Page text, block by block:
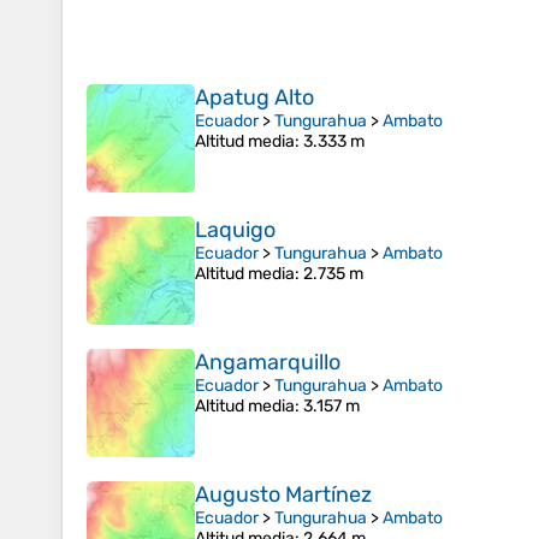
Apatug Alto
Ecuador>Tungurahua >Ambato
Altitud media: 3.333 m
Laquigo
Ecuador>Tungurahua >Ambato
Altitud media: 2.735 m
Angamarquillo
Ecuador>Tungurahua >Ambato
Altitud media: 3.157 m
Augusto Martínez
Ecuador>Tungurahua >Ambato